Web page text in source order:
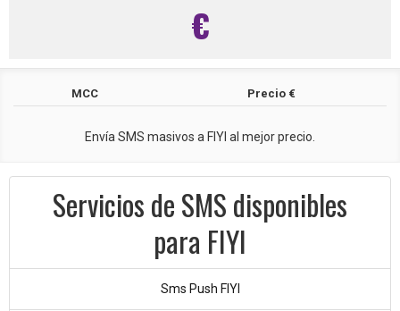
€
MCC Precio €
Envía SMS masivos a FIYI al mejor precio.
Servicios de SMS disponibles
para FIYI
Sms Push FIYI